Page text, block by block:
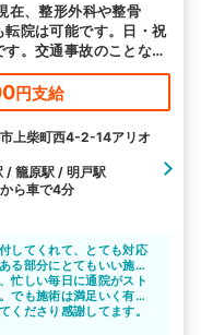
在、整形外科や整骨
院は可能です。日・祝
。交通事故のことなら
円支給
上柴町西4-2-14アリオ
/ 籠原駅 / 明戸駅
ら車で4分
してくれて、とても対応
る部分にとてもいい施術
整骨院です。事故で通い
故事故病院で、フォロー
で利用することをおすす
忙しい毎日に通院がスト
でも施術は満足いく有難
くださり感謝してます。